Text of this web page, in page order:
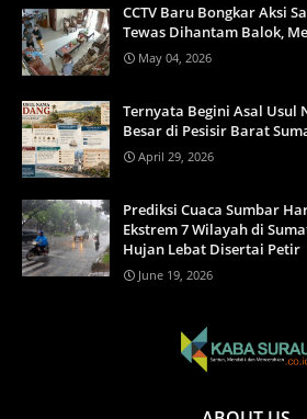
CCTV Baru Bongkar Aksi
Tewas Dihantam Balok,
May 04, 2026
Ternyata Begini Asal Usul
Besar di Pesisir Barat
April 29, 2026
Prediksi Cuaca Sumbar
Ekstrem 7 Wilayah di
Hujan Lebat Disertai Petir
June 19, 2026